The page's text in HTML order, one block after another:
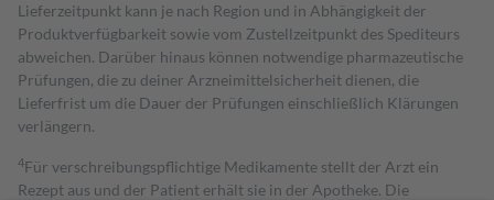
Lieferzeitpunkt kann je nach Region und in Abhängigkeit der
Produktverfügbarkeit sowie vom Zustellzeitpunkt des Spediteurs
abweichen. Darüber hinaus können notwendige pharmazeutische
Prüfungen, die zu deiner Arzneimittelsicherheit dienen, die
Lieferfrist um die Dauer der Prüfungen einschließlich Klärungen
verlängern.
4Für verschreibungspflichtige Medikamente stellt der Arzt ein
Rezept aus und der Patient erhält sie in der Apotheke. Die